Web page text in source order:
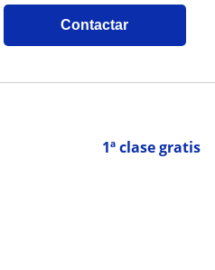
Contactar
1ª clase gratis